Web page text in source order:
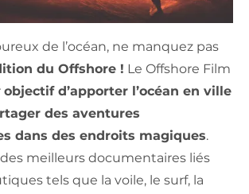
de l’océan, ne manquez pas
du Offshore ! Le Offshore Film
objectif d’apporter l’océan en ville
des aventures
dans des endroits magiques.
meilleurs documentaires liés
tels que la voile, le surf, la